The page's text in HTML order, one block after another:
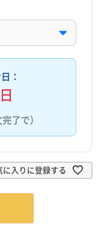
：
了で）
に入りに登録する